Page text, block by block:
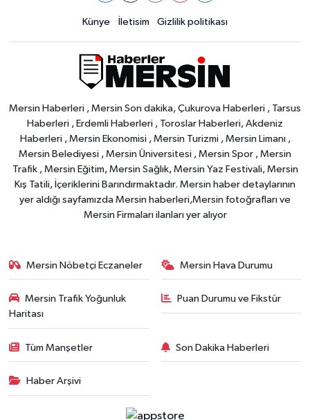
Künye İletisim Gizlilik politikası
Mersin Haberleri , Mersin Son dakika, Çukurova Haberleri , Tarsus
Haberleri , Erdemli Haberleri , Toroslar Haberleri, Akdeniz
Haberleri , Mersin Ekonomisi , Mersin Turizmi , Mersin Limanı ,
Mersin Belediyesi , Mersin Üniversitesi , Mersin Spor , Mersin
Trafik , Mersin Eğitim, Mersin Sağlık, Mersin Yaz Festivali, Mersin
Kış Tatili, İçeriklerini Barındırmaktadır. Mersin haber detaylarının
yer aldığı sayfamızda Mersin haberleri,Mersin fotoğrafları ve
Mersin Firmaları ilanları yer alıyor
Mersin Nöbetçi Eczaneler Mersin Hava Durumu
Mersin Trafik Yoğunluk
Haritası
Puan Durumu ve Fikstür
Tüm Manşetler Son Dakika Haberleri
Haber Arşivi